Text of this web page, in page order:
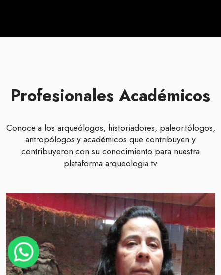
Profesionales Académicos
Conoce a los arqueólogos, historiadores, paleontólogos,
antropólogos y académicos que contribuyen y
contribuyeron con su conocimiento para nuestra
plataforma arqueologia.tv